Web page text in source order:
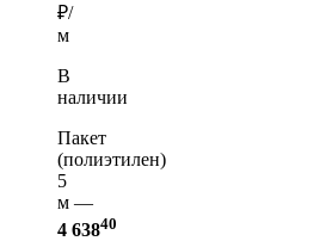
₽/
м
В
наличии
Пакет
(полиэтилен)
5
м —
4 63840